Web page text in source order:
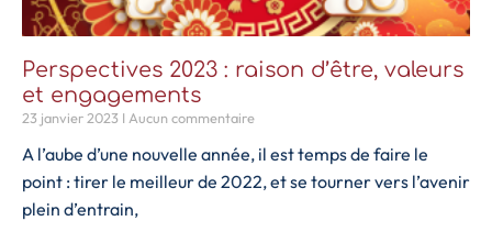
Perspectives 2023 : raison d’être, valeurs
et engagements
23 janvier 2023 Aucun commentaire
A l’aube d’une nouvelle année, il est temps de faire le
point : tirer le meilleur de 2022, et se tourner vers l’avenir
plein d’entrain,